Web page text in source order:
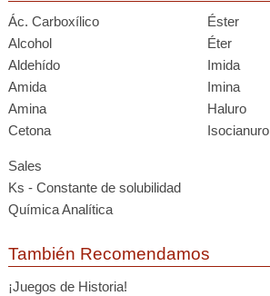
Ác. Carboxílico
Éster
Alcohol
Éter
Aldehído
Imida
Amida
Imina
Amina
Haluro
Cetona
Isocianuro
Sales
Ks - Constante de solubilidad
Química Analítica
También Recomendamos
¡Juegos de Historia!